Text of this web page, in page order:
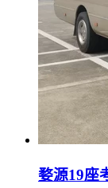
婺源19座